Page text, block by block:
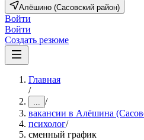
Алёшино (Сасовский район)
Войти
Войти
Создать резюме
Главная
/
... /
вакансии в Алёшина
психолог/
сменный график